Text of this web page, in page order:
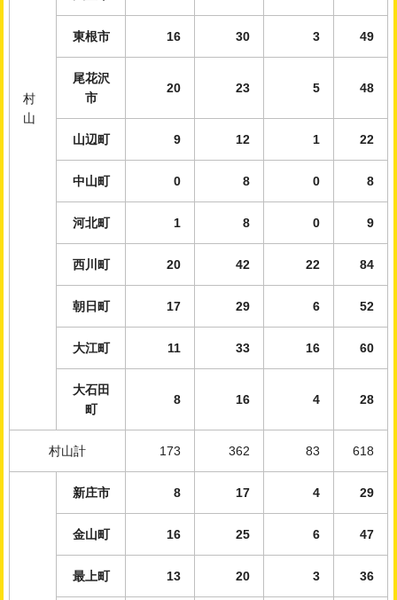
村
山
東根市 16 30 3 49
尾花沢
市
20 23 5 48
山辺町 9 12 1 22
中山町 0 8 0 8
河北町 1 8 0 9
西川町 20 42 22 84
朝日町 17 29 6 52
大江町 11 33 16 60
大石田
町
8 16 4 28
村山計 173 362 83 618
新庄市 8 17 4 29
金山町 16 25 6 47
最上町 13 20 3 36